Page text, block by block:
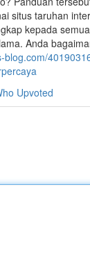
situs taruhan
kepada
Anda
blog.com/
Upvoted